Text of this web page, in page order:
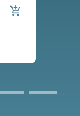
add_shopping_cart